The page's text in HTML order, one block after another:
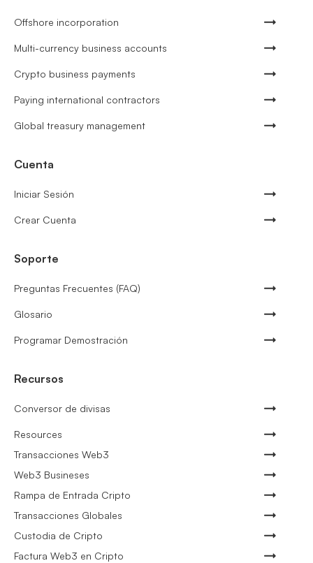
Offshore incorporation
Multi-currency business accounts
Crypto business payments
Paying international contractors
Global treasury management
Cuenta
Iniciar Sesión
Crear Cuenta
Soporte
Preguntas Frecuentes (FAQ)
Glosario
Programar Demostración
Recursos
Conversor de divisas
Resources
Transacciones Web3
Web3 Busineses
Rampa de Entrada Cripto
Transacciones Globales
Custodia de Cripto
Factura Web3 en Cripto